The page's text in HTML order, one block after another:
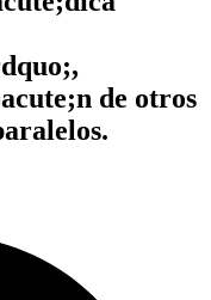
de otros